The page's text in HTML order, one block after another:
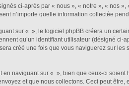
ci-après par « nous », « notre », « nos
n’importe quelle information collectée
sur « », le logiciel phpBB créera un
qu’un identifiant utilisateur (désigné
créé une fois que vous naviguerez sur
naviguant sur « », bien que ceux-ci
et que nous collectons. Ceci peut